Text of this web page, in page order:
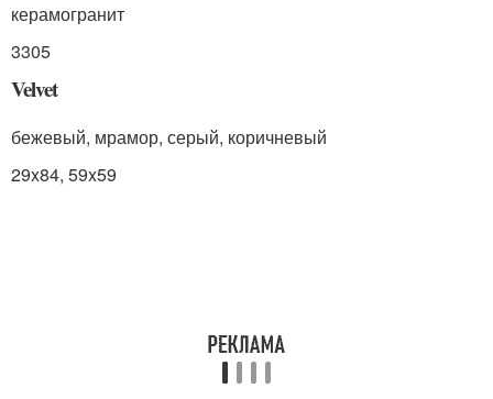
керамогранит
3305
Velvet
бежевый, мрамор, серый, коричневый
29x84, 59x59